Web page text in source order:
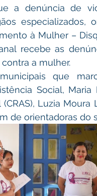
a denúncia de
à Mulher –
recebe as
a mulher.
que
Social,
(CRAS), Luzia
de orientadoras do